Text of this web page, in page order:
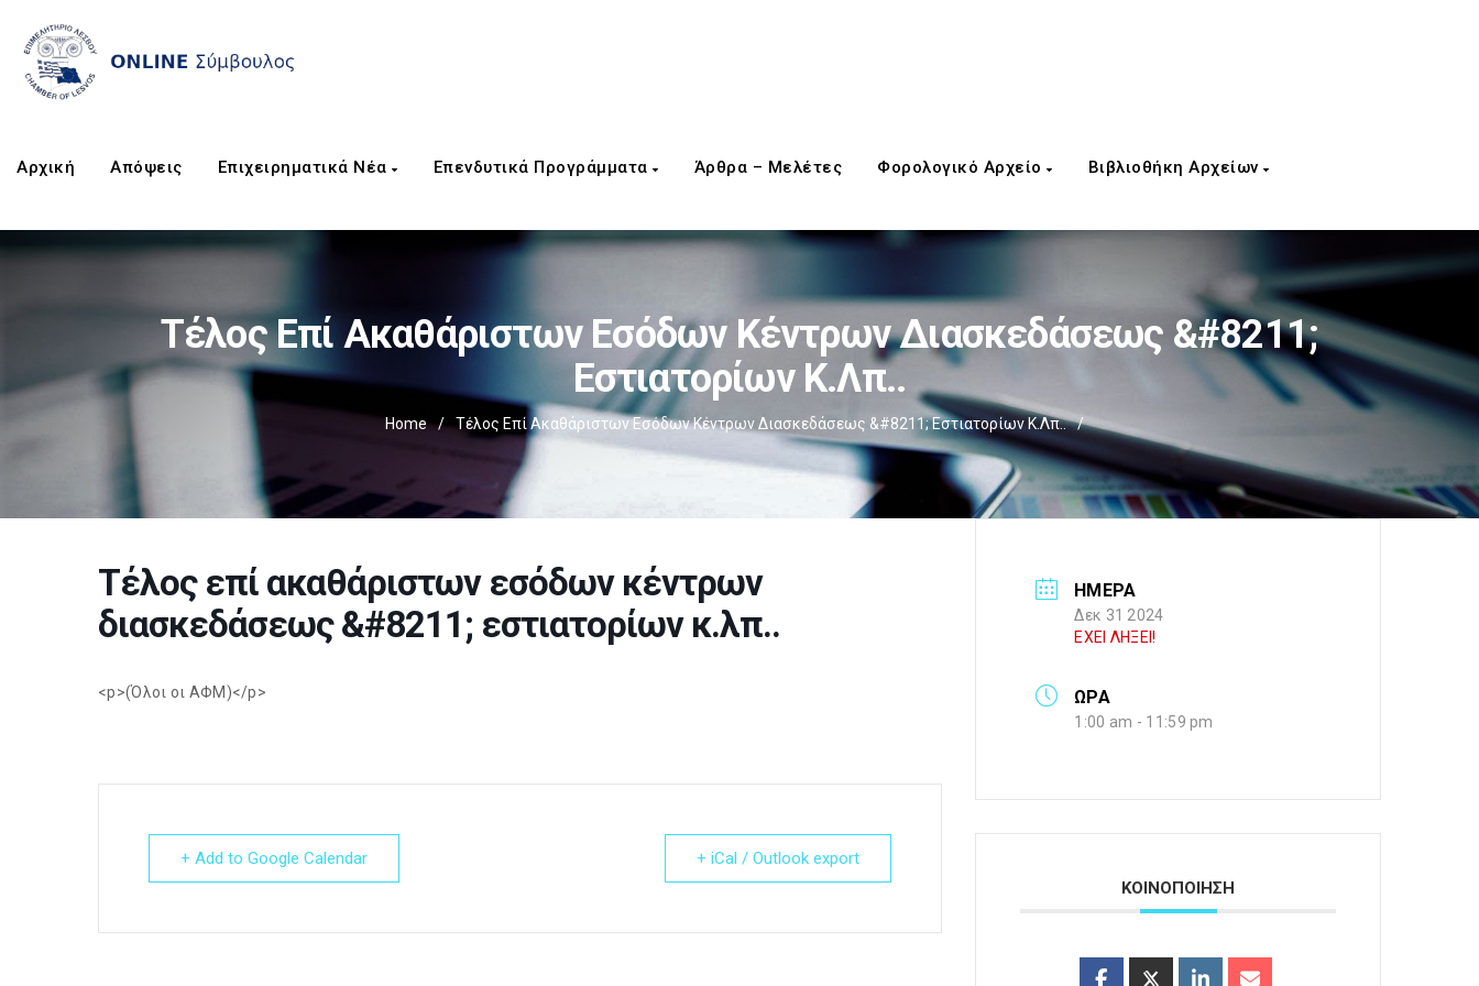
Αρχική Απόψεις Επιχειρηματικά Νέα Επενδυτικά Προγράμματα Άρθρα – Μελέτες Φορολογικό Αρχείο Βιβλιοθήκη Αρχείων
Τέλος Επί Ακαθάριστων Εσόδων Κέντρων Διασκεδάσεως &#8211;
Εστιατορίων Κ.λπ..
Home / Τέλος Επί Ακαθάριστων Εσόδων Κέντρων Διασκεδάσεως &#8211; Εστιατορίων Κ.λπ.. /
Τέλος επί ακαθάριστων εσόδων κέντρων
διασκεδάσεως &#8211; εστιατορίων κ.λπ..
<p>(Όλοι οι ΑΦΜ)</p>
+ Add to Google Calendar + iCal / Outlook export
ΗΜΕΡΑ
Δεκ 31 2024
ΕΧΕΙ ΛΗΞΕΙ!
ΩΡΑ
1:00 am - 11:59 pm
ΚΟΙΝΟΠΟΙΗΣΗ